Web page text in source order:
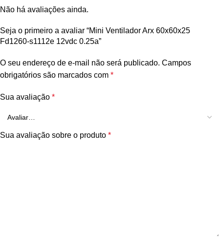
Não há avaliações ainda.
Seja o primeiro a avaliar “Mini Ventilador Arx 60x60x25
Fd1260-s1112e 12vdc 0.25a”
O seu endereço de e-mail não será publicado. Campos
obrigatórios são marcados com *
Sua avaliação *
Sua avaliação sobre o produto *